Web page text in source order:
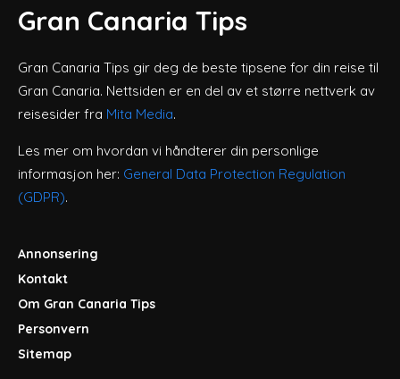
Gran Canaria Tips
Gran Canaria Tips gir deg de beste tipsene for din reise til
Gran Canaria. Nettsiden er en del av et større nettverk av
reisesider fra Mita Media.
Les mer om hvordan vi håndterer din personlige
informasjon her: General Data Protection Regulation
(GDPR).
Annonsering
Kontakt
Om Gran Canaria Tips
Personvern
Sitemap